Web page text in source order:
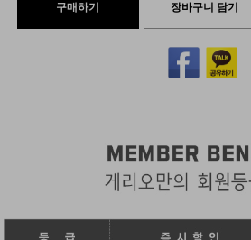
구매하기 장바구니 담기